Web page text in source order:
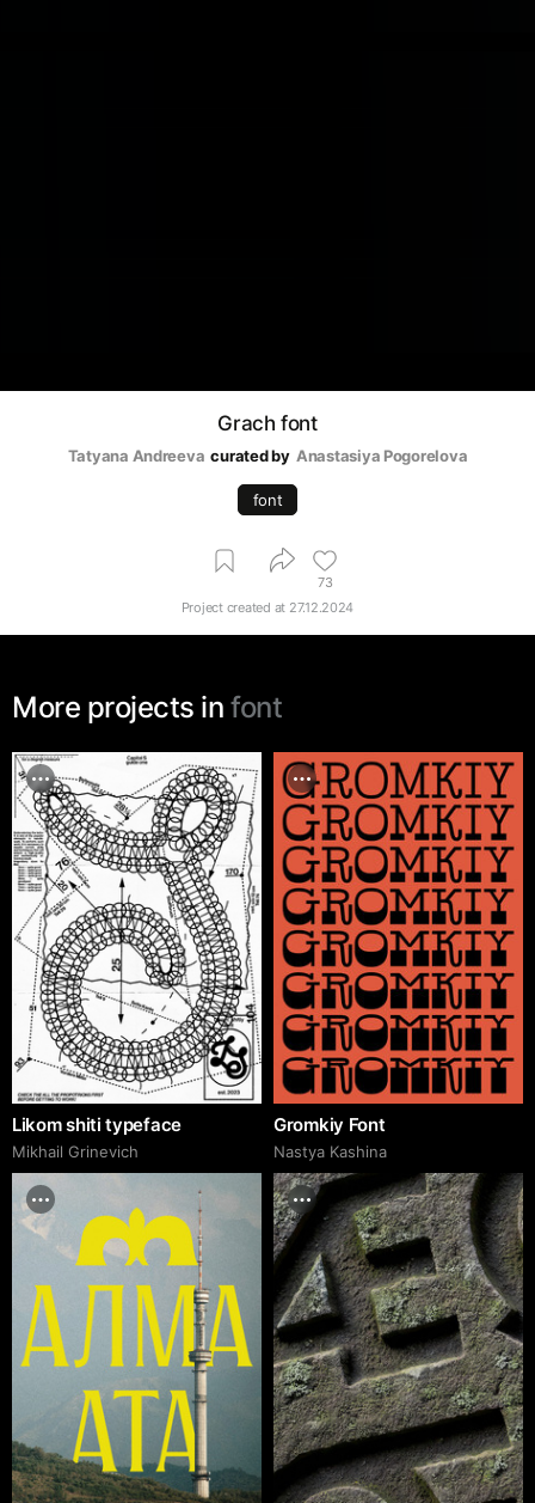
Grach font
Tatyana Andreeva curated by Anastasiya Pogorelova
font
73
Project created at 27.12.2024
More projects in font
Likom shiti typeface
Mikhail Grinevich
Gromkiy Font
Nastya Kashina